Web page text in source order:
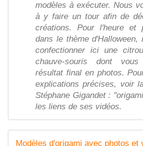
modèles à exécuter. Nous
à y faire un tour afin de
créations. Pour l'heure et
dans le thème d'Halloween,
confectionner ici une
chauve-souris dont
résultat final en photos.
explications précises, voir
Stéphane Gigandet :
les liens de ses vidéos.
Modèles d'origami avec photos et